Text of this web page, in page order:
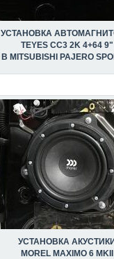
УСТАНОВКА
TEYES CC3 2K 4+64 9"
В MITSUBISHI PAJERO
УСТАНОВКА
MOREL MAXIMO 6 MKII